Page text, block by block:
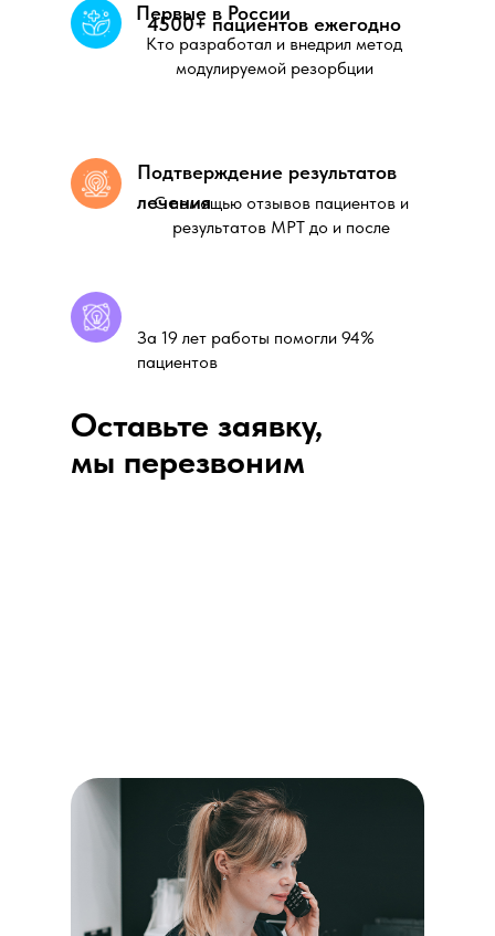
Первые в России
4500+ пациентов ежегодно
Кто разработал и внедрил метод
модулируемой резорбции
Подтверждение результатов
лечения
С помощью отзывов пациентов и
результатов МРТ до и после
За 19 лет работы помогли 94%
пациентов
Оставьте заявку,
мы перезвоним